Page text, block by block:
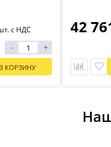
42
с НДС
- +
В КОРЗИНУ